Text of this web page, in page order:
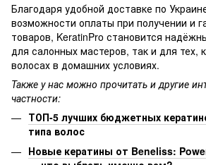
Благодаря удобной доставке по
возможности оплаты при получении и
товаров, KeratinPro становится
для салонных мастеров, так и для тех,
волосах в домашних условиях.
Также у нас можно прочитать и другие
частности:
ТОП-5 лучших бюджетных
типа волос
Новые кератины от Beneliss: